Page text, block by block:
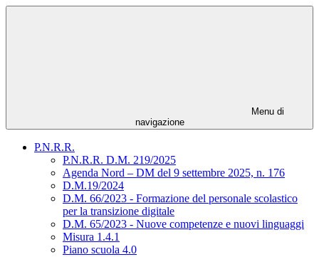
Menu di
navigazione
P.N.R.R.
P.N.R.R. D.M. 219/2025
Agenda Nord – DM del 9 settembre 2025, n. 176
D.M.19/2024
D.M. 66/2023 - Formazione del personale scolastico
per la transizione digitale
D.M. 65/2023 - Nuove competenze e nuovi linguaggi
Misura 1.4.1
Piano scuola 4.0